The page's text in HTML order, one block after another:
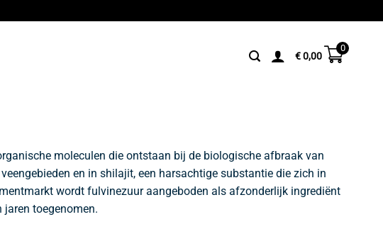
€0,00
0
moleculen die ontstaan bij de biologische afbraak van
en in shilajit, een harsachtige substantie die zich in
wordt fulvinezuur aangeboden als afzonderlijk ingrediënt
toegenomen.